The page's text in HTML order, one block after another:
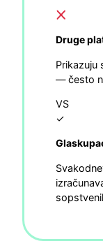
Druge
Prikazuju
— često
VS
✓